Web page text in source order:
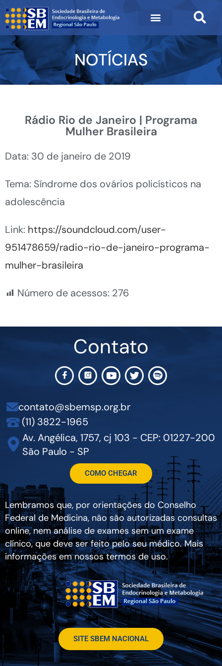
NOTÍCIAS
Rádio Rio de Janeiro | Programa
Mulher Brasileira
Data: 30 de janeiro de 2019
Tema: Síndrome dos ovários policísticos na
adolescência
Link: https://soundcloud.com/user-
951478659/radio-rio-de-janeiro-programa-
mulher-brasileira
Número de acessos: 276
Contato
contato@sbemsp.org.br
(11) 3822-1965
Av. Angélica, 1757, cj 103 - CEP: 01227-200
São Paulo - SP
COMO CHEGAR
Lembramos que, por orientações do Conselho
Federal de Medicina, não são autorizadas consultas
online, nem análise de exames sem um exame
clínico, que deve ser feito pelo seu médico. Mais
informações em nossos termos de uso.
SITE SBEM NACIONAL